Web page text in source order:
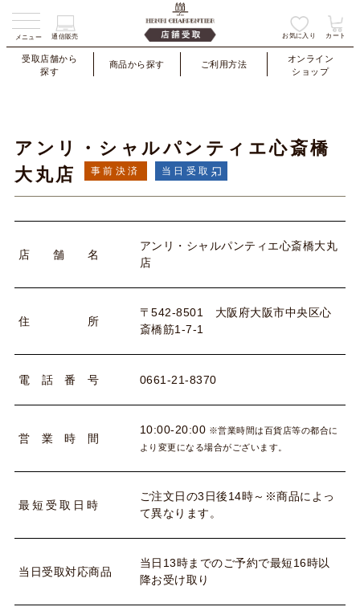
メニュー 通信販売 お気に入り カート
受取店舗から
探す
商品から探す ご利用方法
オンライン
ショップ
アンリ・シャルパンティエ心斎橋
大丸店
事前決済 当日受取
店 舗 名
アンリ・シャルパンティエ心斎橋大丸
店
住 所
〒542-8501 大阪府大阪市中央区心
斎橋筋1-7-1
電 話 番 号 0661-21-8370
営 業 時 間
10:00-20:00 ※営業時間は百貨店等の都合に
より変更になる場合がございます。
最短 受 取 日 時
ご注文日の3日後14時～※商品によっ
て異なります。
当 日受取対応商品
当日13時までのご予約で最短16時以
降お受け取り